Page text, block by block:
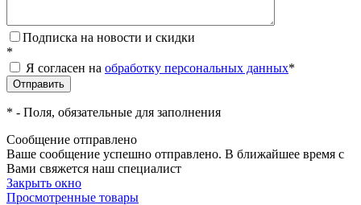
Подписка на новости и скидки
*
Я согласен на обработку персональных данных*
* - Поля, обязательные для заполнения
Сообщение отправлено
Ваше сообщение успешно отправлено. В ближайшее время с
Вами свяжется наш специалист
Закрыть окно
Просмотренные товары